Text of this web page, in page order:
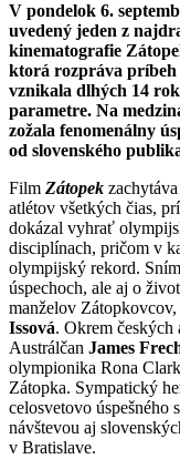
V pondelok 6.
uvedený jeden z
kinematografie
ktorá rozpráva príbeh
vznikala dlhých 14
parametre. Na
zožala fenomenálny
od slovenského
Film Zátopek
atlétov všetkých čias,
dokázal vyhrať
disciplínach, pričom v
olympijský rekord.
úspechoch, ale aj o
manželov
Issová. Okrem
Austrálčan James
olympionika Rona
Zátopka. Sympatický
celosvetovo úspešného
návštevou aj
v Bratislave.